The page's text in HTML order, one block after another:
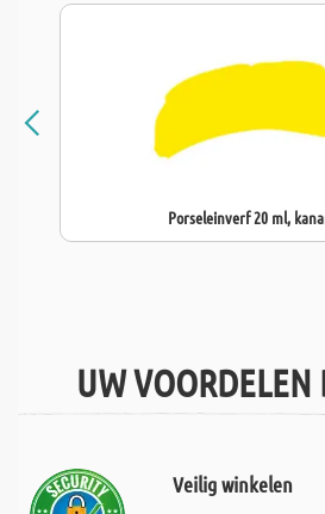
Porseleinverf 20 ml,
UW
Veilig winkelen